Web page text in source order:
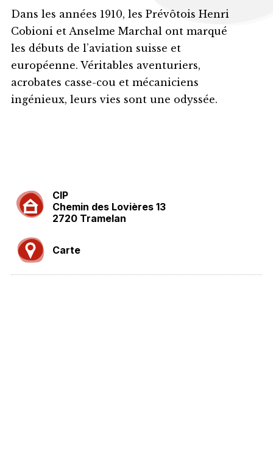
Dans les années 1910, les Prévôtois Henri
Cobioni et Anselme Marchal ont marqué
les débuts de l’aviation suisse et
européenne. Véritables aventuriers,
acrobates casse-cou et mécaniciens
ingénieux, leurs vies sont une odyssée.
CIP
Chemin des Lovières 13
2720 Tramelan
Carte